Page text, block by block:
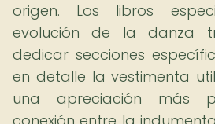
origen. Los libros
evolución de la danza
dedicar secciones
en detalle la vestimenta
una apreciación más